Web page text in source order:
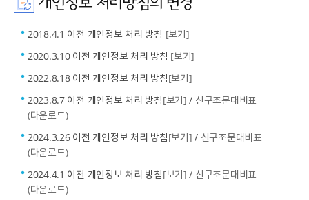
2018.4.1 이전 개인정보 처리 방침 [보기]
2020.3.10 이전 개인정보 처리 방침 [보기]
2022.8.18 이전 개인정보 처리 방침[보기]
2023.8.7 이전 개인정보 처리 방침[보기] / 신구조문대비표
(다운로드)
2024.3.26 이전 개인정보 처리 방침[보기] / 신구조문대비표
(다운로드)
2024.4.1 이전 개인정보 처리 방침[보기] / 신구조문대비표
(다운로드)